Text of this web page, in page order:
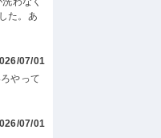
た。あ
07/01
やって
07/01